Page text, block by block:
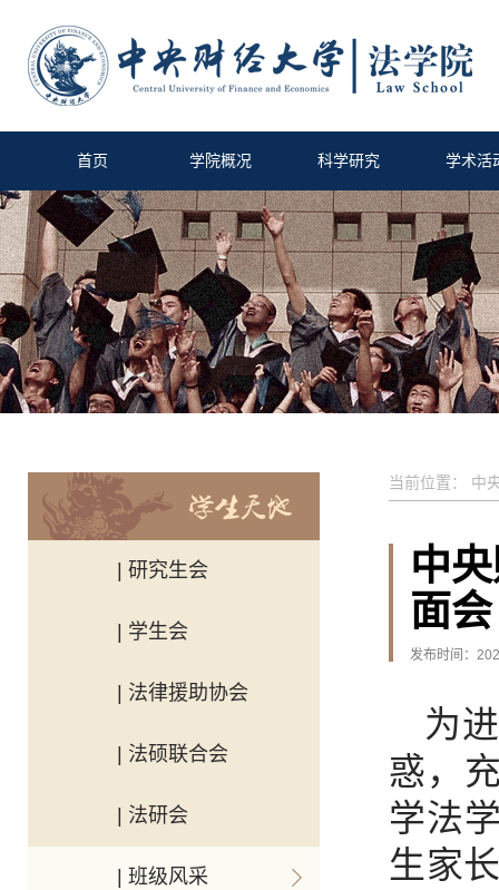
首页 学院概况 科学研究 学术活
| 研究生会
| 学生会
| 法律援助协会
| 法硕联合会
| 法研会
| 班级风采
当前位置： 中
中
面会
发布时间：
为
惑，
学法
生家